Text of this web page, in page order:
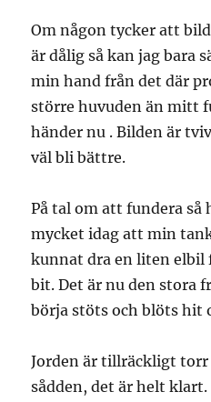
Om någon tycker att
är dålig så kan jag bara
min hand från det där
större huvuden än mitt
händer nu . Bilden är
väl bli bättre.
På tal om att fundera så
mycket idag att min
kunnat dra en liten
bit. Det är nu den stora
börja stöts och blöts hit
Jorden är tillräckligt
sådden, det är helt